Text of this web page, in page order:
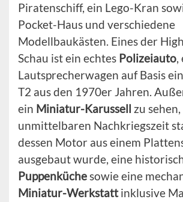
Piratenschiff, ein Lego-Kran
Pocket-Haus und verschiedene
Modellbaukästen. Eines der
Schau ist ein echtes Polizeiauto,
Lautsprecherwagen auf Basis
T2 aus den 1970er Jahren.
ein Miniatur-Karussell zu
unmittelbaren Nachkriegszeit
dessen Motor aus einem
ausgebaut wurde, eine
Puppenküchesowie eine
Miniatur-Werkstattinklusive